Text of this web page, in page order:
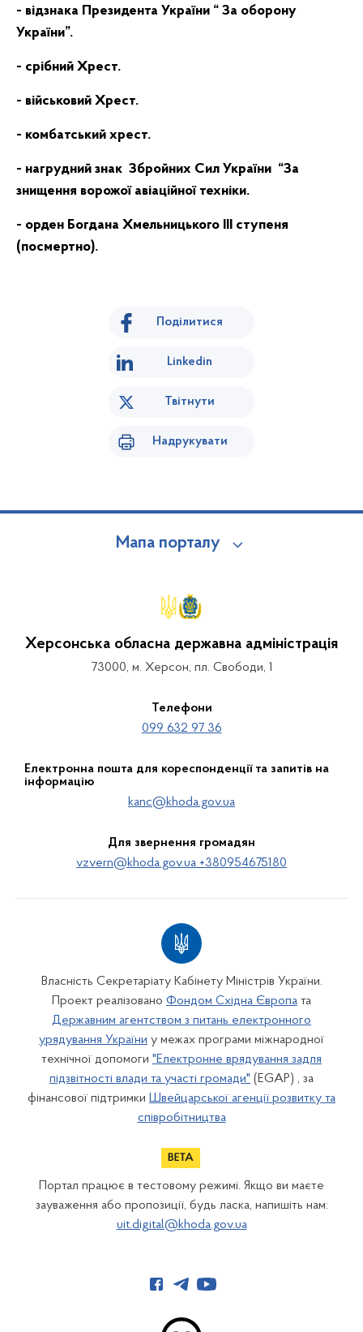
- відзнака Президента України “ За оборону
України”.
- срібний Хрест.
- військовий Хрест.
- комбатський хрест.
- нагрудний знак Збройних Сил України “За
знищення ворожої авіаційної техніки.
- орден Богдана Хмельницького ІІІ ступеня
(посмертно).
Поділитися
Linkedin
Твітнути
Надрукувати
Мапа порталу
Херсонська обласна державна адміністрація
73000, м. Херсон, пл. Свободи, 1
Телефони
099 632 97 36
Електронна пошта для кореспонденції та запитів на
інформацію
kanc@khoda.gov.ua
Для звернення громадян
vzvern@khoda.gov.ua +380954675180
Власність Секретаріату Кабінету Міністрів України.
Проект реалізовано Фондом Східна Європа та
Державним агентством з питань електронного
урядування України у межах програми міжнародної
технічної допомоги "Електронне врядування задля
підзвітності влади та участі громади" (EGAP) , за
фінансової підтримки Швейцарської агенції розвитку та
співробітництва
Портал працює в тестовому режимі. Якщо ви маєте
зауваження або пропозиції, будь ласка, напишіть нам:
uit.digital@khoda.gov.ua